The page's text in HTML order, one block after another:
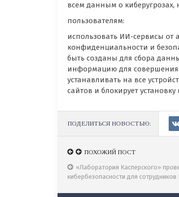
всем данным о киберугрозах,
пользователям:
использовать ИИ-сервисы от
конфиденциальности и
быть созданы для сбора
информацию для
устанавливать на все
сайтов и блокирует
ПОДЕЛИТЬСЯ НОВОСТЬЮ:
ПОХОЖИЙ ПОСТ
Стилер целый год распространялся
хранилище ПО под видом
ПОХОЖИЙ ПОСТ
«Лаборатория Касперского»
кибербезопасности для